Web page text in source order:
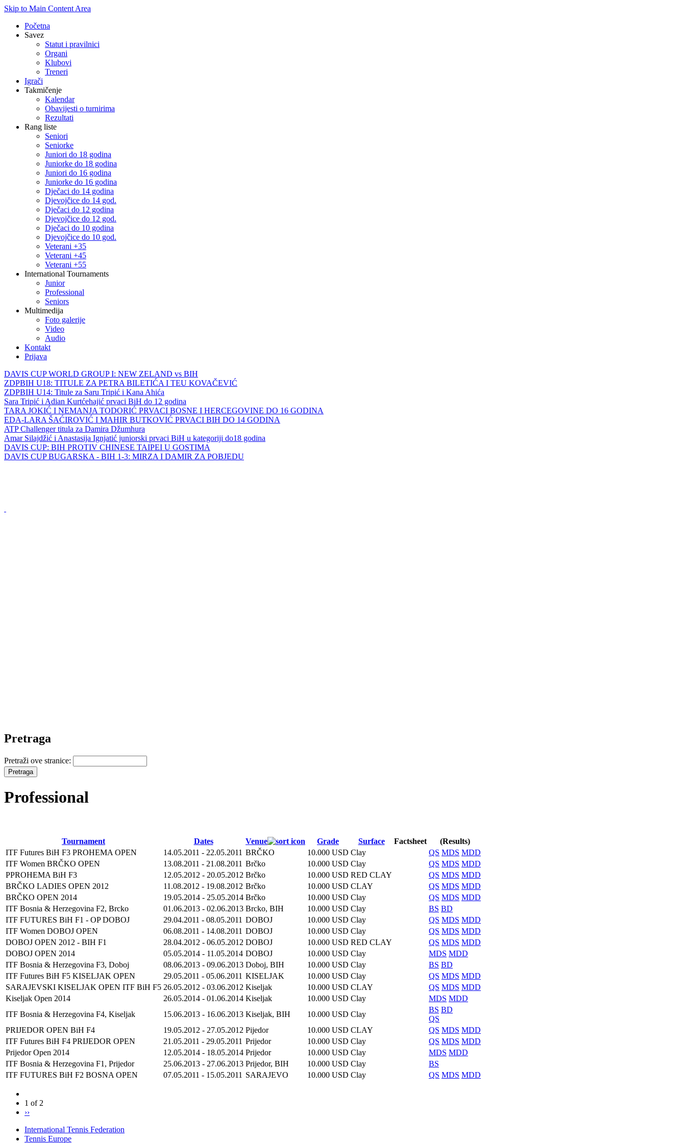
Skip to Main Content Area
Početna
Savez
Statut i pravilnici
Organi
Klubovi
Treneri
Igrači
Takmičenje
Kalendar
Obavijesti o turnirima
Rezultati
Rang liste
Seniori
Seniorke
Juniori do 18 godina
Juniorke do 18 godina
Juniori do 16 godina
Juniorke do 16 godina
Dječaci do 14 godina
Djevojčice do 14 god.
Dječaci do 12 godina
Djevojčice do 12 god.
Dječaci do 10 godina
Djevojčice do 10 god.
Veterani +35
Veterani +45
Veterani +55
International Tournaments
Junior
Professional
Seniors
Multimedija
Foto galerije
Video
Audio
Kontakt
Prijava
DAVIS CUP WORLD GROUP I: NEW ZELAND vs BIH
ZDPBIH U18: TITULE ZA PETRA BILETIĆA I TEU KOVAČEVIĆ
ZDPBIH U14: Titule za Saru Tripić i Kana Ahića
Sara Tripić i Adian Kurtćehajić prvaci BiH do 12 godina
TARA JOKIĆ I NEMANJA TODORIĆ PRVACI BOSNE I HERCEGOVINE DO 16 GODINA
EDA-LARA ŠAĆIROVIĆ I MAHIR BUTKOVIĆ PRVACI BIH DO 14 GODINA
ATP Challenger titula za Damira Džumhura
Amar Silajdžić i Anastasija Ignjatić juniorski prvaci BiH u kategoriji do18 godina
DAVIS CUP: BIH PROTIV CHINESE TAIPEI U GOSTIMA
DAVIS CUP BUGARSKA - BIH 1-3: MIRZA I DAMIR ZA POBJEDU
Pretraga
Pretraži ove stranice:
Professional
Tournament Dates Venue Grade Surface Factsheet
(Results)
ITF Futures BiH F3 PROHEMA OPEN
14.05.2011 - 22.05.2011 BRČKO 10.000 USD Clay QS MDS MDD
ITF Women BRČKO OPEN
13.08.2011 - 21.08.2011 Brčko 10.000 USD Clay QS MDS MDD
PPROHEMA BiH F3
12.05.2012 - 20.05.2012 Brčko 10.000 USD RED CLAY QS MDS MDD
BRČKO LADIES OPEN 2012
11.08.2012 - 19.08.2012 Brčko 10.000 USD CLAY QS MDS MDD
BRČKO OPEN 2014
19.05.2014 - 25.05.2014 Brčko 10.000 USD Clay QS MDS MDD
ITF Bosnia & Herzegovina F2, Brcko
01.06.2013 - 02.06.2013 Brcko, BIH 10.000 USD Clay BS BD
ITF FUTURES BiH F1 - OP DOBOJ
29.04.2011 - 08.05.2011 DOBOJ 10.000 USD Clay QS MDS MDD
ITF Women DOBOJ OPEN
06.08.2011 - 14.08.2011 DOBOJ 10.000 USD Clay QS MDS MDD
DOBOJ OPEN 2012 - BIH F1
28.04.2012 - 06.05.2012 DOBOJ 10.000 USD RED CLAY QS MDS MDD
DOBOJ OPEN 2014
05.05.2014 - 11.05.2014 DOBOJ 10.000 USD Clay MDS MDD
ITF Bosnia & Herzegovina F3, Doboj
08.06.2013 - 09.06.2013 Doboj, BIH 10.000 USD Clay BS BD
ITF Futures BiH F5 KISELJAK OPEN
29.05.2011 - 05.06.2011 KISELJAK 10.000 USD Clay QS MDS MDD
SARAJEVSKI KISELJAK OPEN ITF BiH F5 26.05.2012 - 03.06.2012 Kiseljak 10.000 USD CLAY QS MDS MDD
Kiseljak Open 2014
26.05.2014 - 01.06.2014 Kiseljak 10.000 USD Clay MDS MDD
ITF Bosnia & Herzegovina F4, Kiseljak
15.06.2013 - 16.06.2013 Kiseljak, BIH 10.000 USD Clay
BS BD
QS
PRIJEDOR OPEN BiH F4
19.05.2012 - 27.05.2012 Pijedor 10.000 USD CLAY QS MDS MDD
ITF Futures BiH F4 PRIJEDOR OPEN
21.05.2011 - 29.05.2011 Prijedor 10.000 USD Clay QS MDS MDD
Prijedor Open 2014
12.05.2014 - 18.05.2014 Prijedor 10.000 USD Clay MDS MDD
ITF Bosnia & Herzegovina F1, Prijedor
25.06.2013 - 27.06.2013 Prijedor, BIH 10.000 USD Clay
BS
ITF FUTURES BiH F2 BOSNA OPEN
07.05.2011 - 15.05.2011 SARAJEVO 10.000 USD Clay QS MDS MDD
1 of 2
››
International Tennis Federation
Tennis Europe